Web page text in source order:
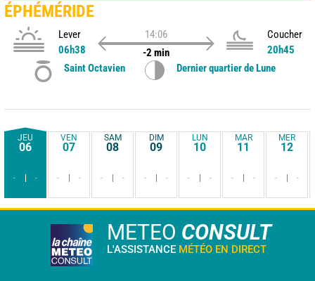
ÉPHÉMÉRIDE
Lever
06h38
14:06
-2 min
Coucher
20h45
Saint Octavien
Dernier quartier de Lune
JEU
06
- -
VEN
07
- -
SAM
08
- -
DIM
09
- -
LUN
10
- -
MAR
11
- -
MER
12
- -
METEO CONSULT
L'ASSISTANCE MÉTÉO EN DIRECT